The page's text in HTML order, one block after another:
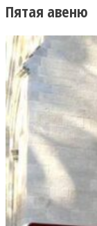
Пятая авеню